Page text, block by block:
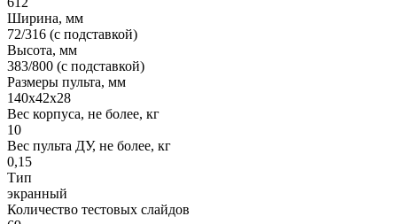
Ширина, мм
72/316 (с подставкой)
Высота, мм
383/800 (с подставкой)
Размеры пульта, мм
140x42x28
Вес корпуса, не более, кг
10
Вес пульта ДУ, не более, кг
0,15
Тип
экранный
Количество тестовых слайдов